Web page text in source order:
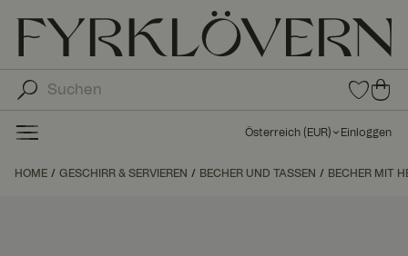
0
Arti
in
orit
0
Art
ike
de
Österreich ( EUR) Einloggen
HOME GESCHIRR & SERVIEREN BECHER UND TASSEN BECHER MIT